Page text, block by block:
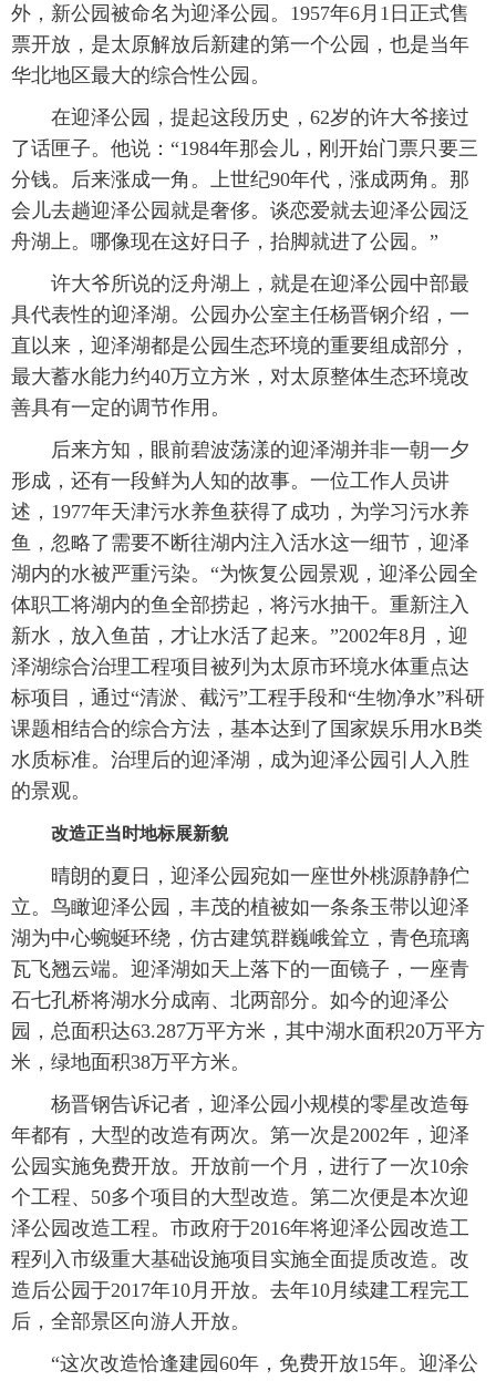
外，新公园被命名为迎泽公园。1957年6月1日正式售
票开放，是太原解放后新建的第一个公园，也是当年
华北地区最大的综合性公园。
在迎泽公园，提起这段历史，62岁的许大爷接过
了话匣子。他说：“1984年那会儿，刚开始门票只要三
分钱。后来涨成一角。上世纪90年代，涨成两角。那
会儿去趟迎泽公园就是奢侈。谈恋爱就去迎泽公园泛
舟湖上。哪像现在这好日子，抬脚就进了公园。”
许大爷所说的泛舟湖上，就是在迎泽公园中部最
具代表性的迎泽湖。公园办公室主任杨晋钢介绍，一
直以来，迎泽湖都是公园生态环境的重要组成部分，
最大蓄水能力约40万立方米，对太原整体生态环境改
善具有一定的调节作用。
后来方知，眼前碧波荡漾的迎泽湖并非一朝一夕
形成，还有一段鲜为人知的故事。一位工作人员讲
述，1977年天津污水养鱼获得了成功，为学习污水养
鱼，忽略了需要不断往湖内注入活水这一细节，迎泽
湖内的水被严重污染。“为恢复公园景观，迎泽公园全
体职工将湖内的鱼全部捞起，将污水抽干。重新注入
新水，放入鱼苗，才让水活了起来。”2002年8月，迎
泽湖综合治理工程项目被列为太原市环境水体重点达
标项目，通过“清淤、截污”工程手段和“生物净水”科研
课题相结合的综合方法，基本达到了国家娱乐用水B类
水质标准。治理后的迎泽湖，成为迎泽公园引人入胜
的景观。
改造正当时地标展新貌
晴朗的夏日，迎泽公园宛如一座世外桃源静静伫
立。鸟瞰迎泽公园，丰茂的植被如一条条玉带以迎泽
湖为中心蜿蜒环绕，仿古建筑群巍峨耸立，青色琉璃
瓦飞翘云端。迎泽湖如天上落下的一面镜子，一座青
石七孔桥将湖水分成南、北两部分。如今的迎泽公
园，总面积达63.287万平方米，其中湖水面积20万平方
米，绿地面积38万平方米。
杨晋钢告诉记者，迎泽公园小规模的零星改造每
年都有，大型的改造有两次。第一次是2002年，迎泽
公园实施免费开放。开放前一个月，进行了一次10余
个工程、50多个项目的大型改造。第二次便是本次迎
泽公园改造工程。市政府于2016年将迎泽公园改造工
程列入市级重大基础设施项目实施全面提质改造。改
造后公园于2017年10月开放。去年10月续建工程完工
后，全部景区向游人开放。
“这次改造恰逢建园60年，免费开放15年。迎泽公